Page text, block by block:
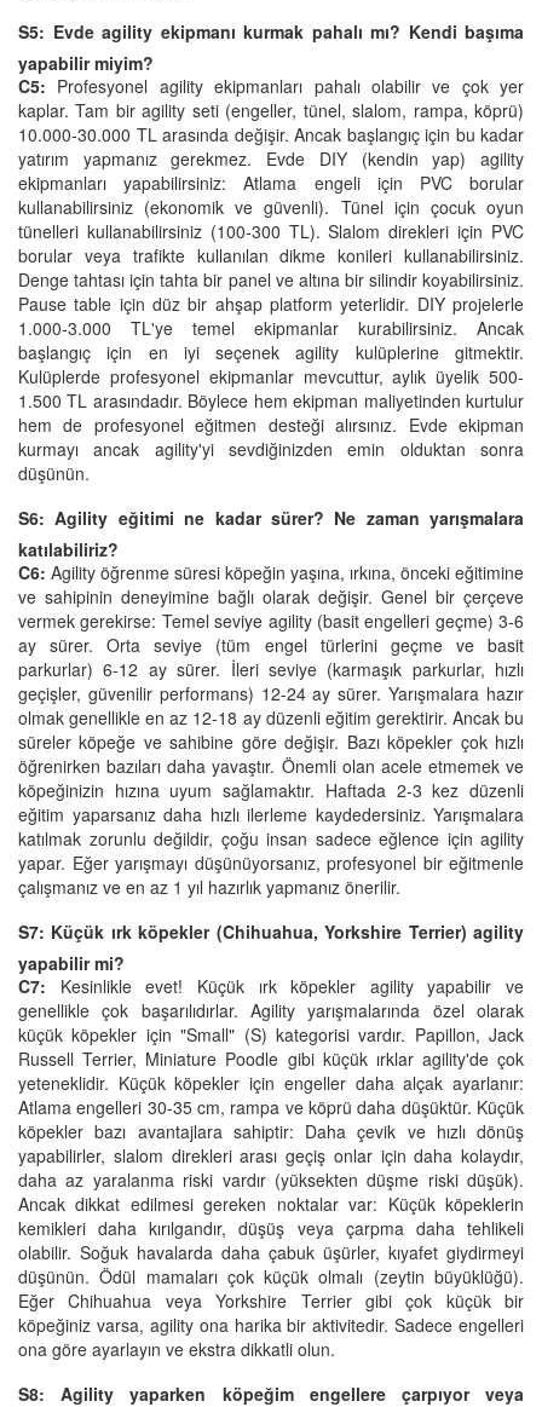
S5: Evde agility ekipmanı kurmak pahalı mı? Kendi başıma
yapabilir miyim?
C5: Profesyonel agility ekipmanları pahalı olabilir ve çok yer
kaplar. Tam bir agility seti (engeller, tünel, slalom, rampa, köprü)
10.000-30.000 TL arasında değişir. Ancak başlangıç için bu kadar
yatırım yapmanız gerekmez. Evde DIY (kendin yap) agility
ekipmanları yapabilirsiniz: Atlama engeli için PVC borular
kullanabilirsiniz (ekonomik ve güvenli). Tünel için çocuk oyun
tünelleri kullanabilirsiniz (100-300 TL). Slalom direkleri için PVC
borular veya trafikte kullanılan dikme konileri kullanabilirsiniz.
Denge tahtası için tahta bir panel ve altına bir silindir koyabilirsiniz.
Pause table için düz bir ahşap platform yeterlidir. DIY projelerle
1.000-3.000 TL'ye temel ekipmanlar kurabilirsiniz. Ancak
başlangıç için en iyi seçenek agility kulüplerine gitmektir.
Kulüplerde profesyonel ekipmanlar mevcuttur, aylık üyelik 500-
1.500 TL arasındadır. Böylece hem ekipman maliyetinden kurtulur
hem de profesyonel eğitmen desteği alırsınız. Evde ekipman
kurmayı ancak agility'yi sevdiğinizden emin olduktan sonra
düşünün.
S6: Agility eğitimi ne kadar sürer? Ne zaman yarışmalara
katılabiliriz?
C6: Agility öğrenme süresi köpeğin yaşına, ırkına, önceki eğitimine
ve sahipinin deneyimine bağlı olarak değişir. Genel bir çerçeve
vermek gerekirse: Temel seviye agility (basit engelleri geçme) 3-6
ay sürer. Orta seviye (tüm engel türlerini geçme ve basit
parkurlar) 6-12 ay sürer. İleri seviye (karmaşık parkurlar, hızlı
geçişler, güvenilir performans) 12-24 ay sürer. Yarışmalara hazır
olmak genellikle en az 12-18 ay düzenli eğitim gerektirir. Ancak bu
süreler köpeğe ve sahibine göre değişir. Bazı köpekler çok hızlı
öğrenirken bazıları daha yavaştır. Önemli olan acele etmemek ve
köpeğinizin hızına uyum sağlamaktır. Haftada 2-3 kez düzenli
eğitim yaparsanız daha hızlı ilerleme kaydedersiniz. Yarışmalara
katılmak zorunlu değildir, çoğu insan sadece eğlence için agility
yapar. Eğer yarışmayı düşünüyorsanız, profesyonel bir eğitmenle
çalışmanız ve en az 1 yıl hazırlık yapmanız önerilir.
S7: Küçük ırk köpekler (Chihuahua, Yorkshire Terrier) agility
yapabilir mi?
C7:
Kesinlikle evet! Küçük ırk köpekler agility yapabilir ve
genellikle çok başarılıdırlar. Agility yarışmalarında özel olarak
küçük köpekler için "Small" (S) kategorisi vardır. Papillon, Jack
Russell Terrier, Miniature Poodle gibi küçük ırklar agility'de çok
yeteneklidir. Küçük köpekler için engeller daha alçak ayarlanır:
Atlama engelleri 30-35 cm, rampa ve köprü daha düşüktür. Küçük
köpekler bazı avantajlara sahiptir: Daha çevik ve hızlı dönüş
yapabilirler, slalom direkleri arası geçiş onlar için daha kolaydır,
daha az yaralanma riski vardır (yüksekten düşme riski düşük).
Ancak dikkat edilmesi gereken noktalar var: Küçük köpeklerin
kemikleri daha kırılgandır, düşüş veya çarpma daha tehlikeli
olabilir. Soğuk havalarda daha çabuk üşürler, kıyafet giydirmeyi
düşünün. Ödül mamaları çok küçük olmalı (zeytin büyüklüğü).
Eğer Chihuahua veya Yorkshire Terrier gibi çok küçük bir
köpeğiniz varsa, agility ona harika bir aktivitedir. Sadece engelleri
ona göre ayarlayın ve ekstra dikkatli olun.
S8: Agility yaparken köpeğim engellere çarpıyor veya